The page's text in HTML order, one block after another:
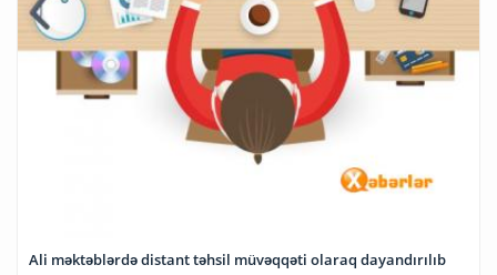
Ali məktəblərdə distant təhsil müvəqqəti olaraq dayandırılıb